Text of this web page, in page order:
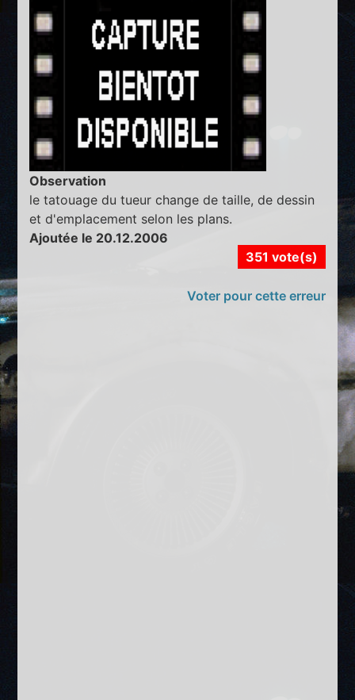
Observation
le tatouage du tueur change de taille, de dessin
et d'emplacement selon les plans.
Ajoutée le 20.12.2006
351 vote(s)
Voter pour cette erreur